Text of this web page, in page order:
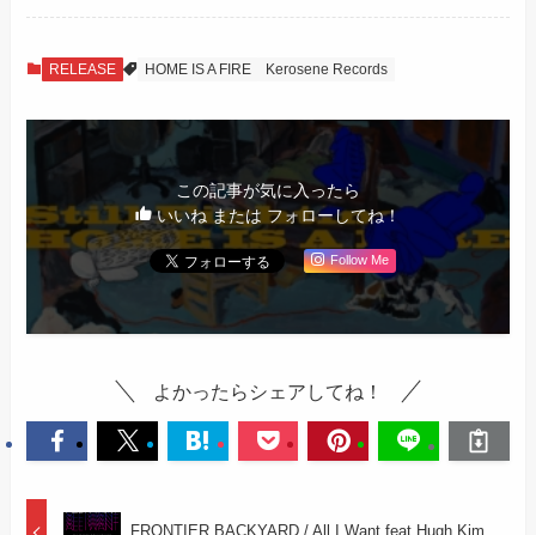
RELEASE HOME IS A FIRE Kerosene Records
この記事が気に入ったら
いいね または フォローしてね！
Follow Me
よかったらシェアしてね！
FRONTIER BACKYARD / All I Want feat.Hugh Kim